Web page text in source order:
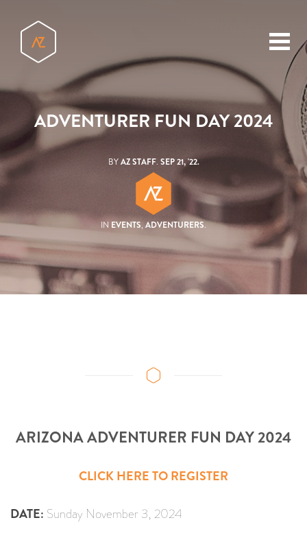
menu
ADVENTURER FUN DAY 2024
BYAZ STAFF. SEP 21, '22.
IN EVENTS,ADVENTURERS.
ARIZONA ADVENTURER FUN DAY 2024
CLICK HERE TO REGISTER
DATE: Sunday November 3, 2024